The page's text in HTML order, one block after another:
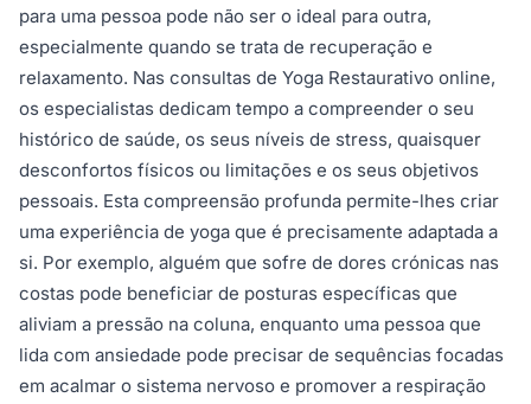
para uma pessoa pode não ser o ideal para outra,
especialmente quando se trata de recuperação e
relaxamento. Nas consultas de Yoga Restaurativo online,
os especialistas dedicam tempo a compreender o seu
histórico de saúde, os seus níveis de stress, quaisquer
desconfortos físicos ou limitações e os seus objetivos
pessoais. Esta compreensão profunda permite-lhes criar
uma experiência de yoga que é precisamente adaptada a
si. Por exemplo, alguém que sofre de dores crónicas nas
costas pode beneficiar de posturas específicas que
aliviam a pressão na coluna, enquanto uma pessoa que
lida com ansiedade pode precisar de sequências focadas
em acalmar o sistema nervoso e promover a respiração